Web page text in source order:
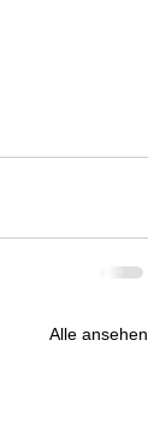
Alle ansehen